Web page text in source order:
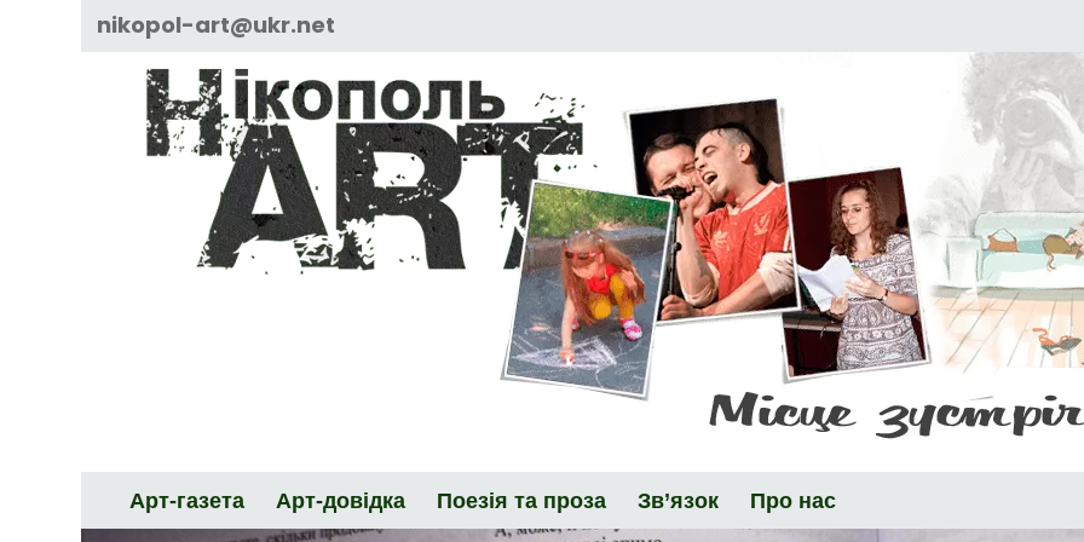
nikopol-art@ukr.net
Арт-газета Арт-довідка Поезія та проза Зв’язок Про нас